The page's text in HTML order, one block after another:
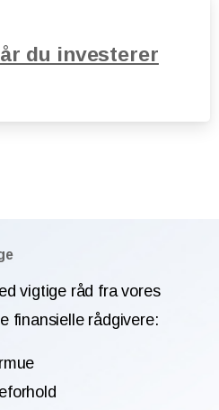
du investerer
vigtige råd fra vores
finansielle rådgivere: